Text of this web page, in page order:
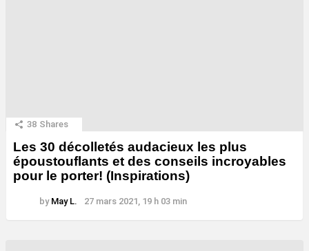
38 Shares
Les 30 décolletés audacieux les plus
époustouflants et des conseils incroyables
pour le porter! (Inspirations)
by May L. 27 mars 2021, 19 h 03 min